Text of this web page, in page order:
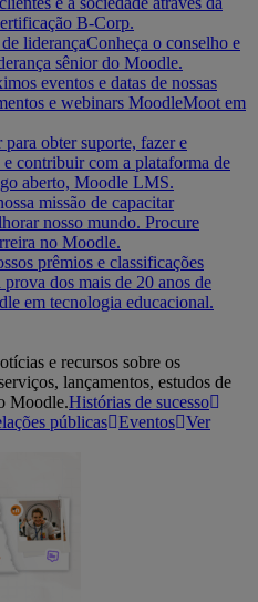
B-Corp.
liderançaConheça o conselho e
sênior do Moodle.
eventos e datas de nossas
e webinars MoodleMoot em
para obter suporte, fazer e
e contribuir com a plataforma de
aberto, Moodle LMS.
missão de capacitar
nosso mundo. Procure
no Moodle.
prêmios e classificações
dos mais de 20 anos de
em tecnologia educacional.
e recursos sobre os
lançamentos, estudos de
Moodle.Histórias de sucesso
públicas Eventos Ver